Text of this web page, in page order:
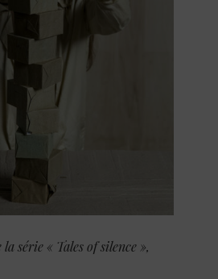
série « Tales of silence »,